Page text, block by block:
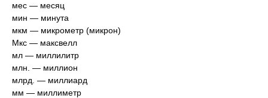
мес — месяц
мин — минута
мкм — микрометр (микрон)
Мкс — максвелл
мл — миллилитр
млн. — миллион
млрд. — миллиард
мм — миллиметр